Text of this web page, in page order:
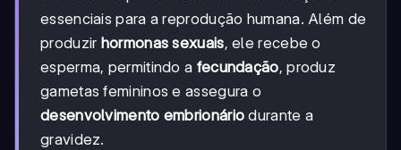
essenciais para a reprodução humana. Além de
produzir hormonas sexuais, ele recebe o
esperma, permitindo a fecundação, produz
gametas femininos e assegura o
desenvolvimento embrionário durante a
gravidez.